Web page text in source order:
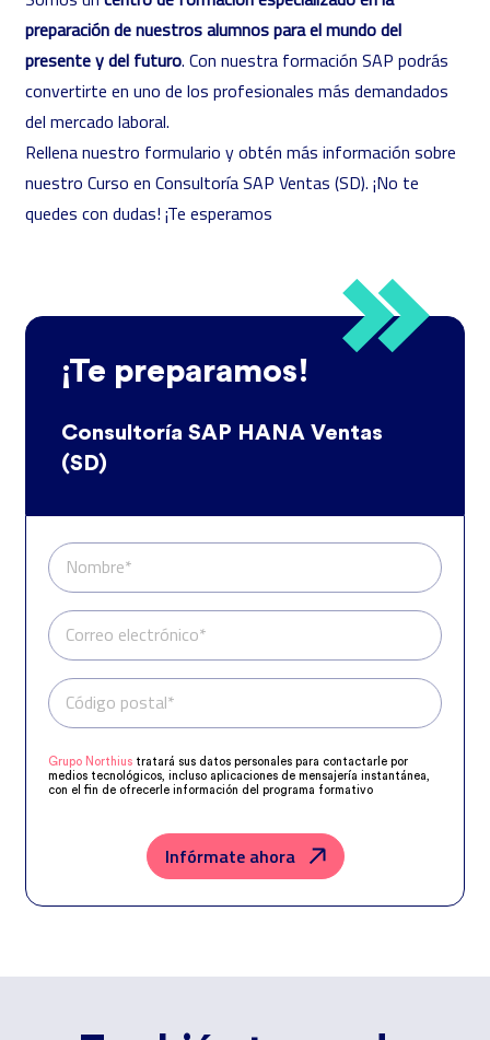
preparación de nuestros alumnos para el mundo del
presente y del futuro. Con nuestra formación SAP podrás
convertirte en uno de los profesionales más demandados
del mercado laboral.
Rellena nuestro formulario y obtén más información sobre
nuestro Curso en Consultoría SAP Ventas (SD). ¡No te
quedes con dudas! ¡Te esperamos
¡Te preparamos!
Consultoría SAP HANA Ventas
(SD)
Nombre*
Correo electrónico*
Teléfono*
Código postal*
Grupo Northius tratará sus datos personales para contactarle por
medios tecnológicos, incluso aplicaciones de mensajería instantánea,
con el fin de ofrecerle información del programa formativo
correspondiente. Compartiremos su solicitud con las empresas que
Grupo Northius
, con el objeto de que estas puedan
hacerle llegar la mejor oferta de productos y servicios de acuerdo a su
petición. Quedan reconocidos los derechos de acceso, rectificación,
Privacidad.
Infórmate ahora